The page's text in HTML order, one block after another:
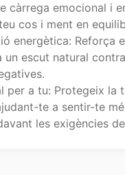
càrrega emocional i
cos i ment en
energètica: Reforça
un escut natural
per a tu: Protegeix la
te a sentir-te
les exigències